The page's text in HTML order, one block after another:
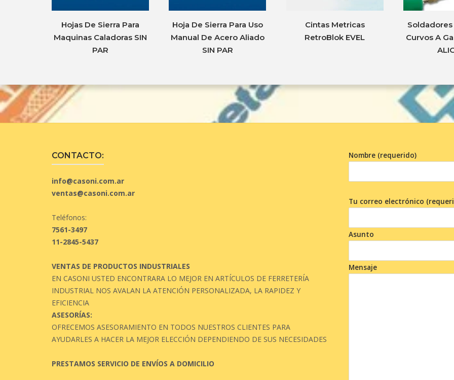
Hojas De Sierra Para
Maquinas Caladoras SIN
PAR
Hoja De Sierra Para Uso
Manual De Acero Aliado
SIN PAR
Cintas Metricas
RetroBlok EVEL
Curvos A
CONTACTO:
info@casoni.com.ar
ventas@casoni.com.ar
Teléfonos:
7561-3497
11-2845-5437
VENTAS DE PRODUCTOS INDUSTRIALES
EN CASONI USTED ENCONTRARA LO MEJOR EN ARTÍCULOS DE FERRETERÍA
INDUSTRIAL NOS AVALAN LA ATENCIÓN PERSONALIZADA, LA RAPIDEZ Y
EFICIENCIA
ASESORÍAS:
OFRECEMOS ASESORAMIENTO EN TODOS NUESTROS CLIENTES PARA
AYUDARLES A HACER LA MEJOR ELECCIÓN DEPENDIENDO DE SUS NECESIDADES
PRESTAMOS SERVICIO DE ENVÍOS A DOMICILIO
Nombre (requerido)
Tu correo electrónico
Asunto
Mensaje